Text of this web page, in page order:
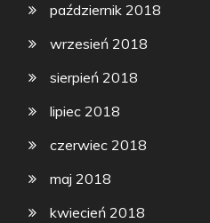
październik 2018
wrzesień 2018
sierpień 2018
lipiec 2018
czerwiec 2018
maj 2018
kwiecień 2018